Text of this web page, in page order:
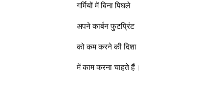
गर्मियों में बिना पिघले
अपने कार्बन फुटप्रिंट
को कम करने की दिशा
में काम करना चाहते हैं।